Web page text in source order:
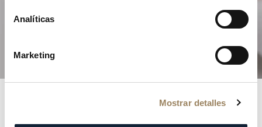
Analíticas
Marketing
Mostrar detalles